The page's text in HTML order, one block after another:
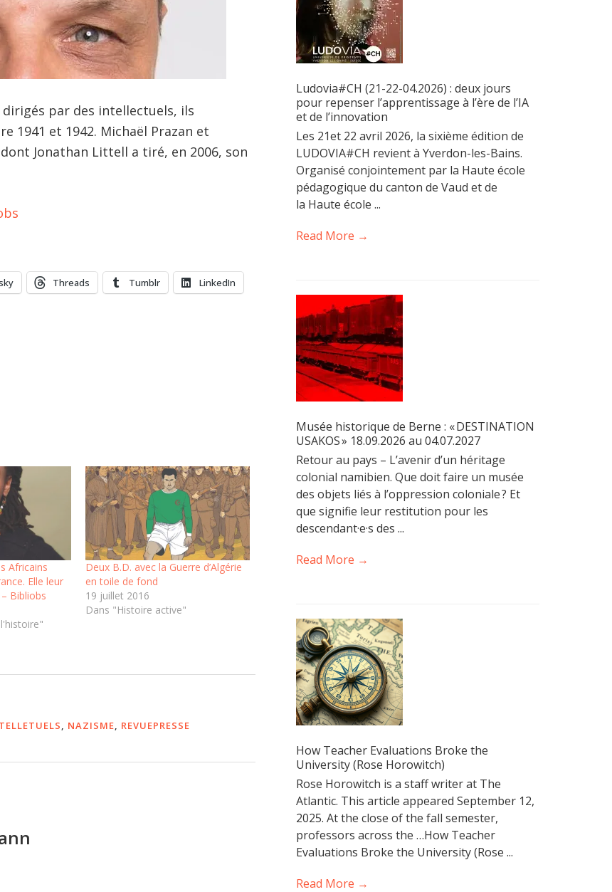
par des intellectuels, ils
1941 et 1942. Michaël Prazan et
Jonathan Littell a tiré, en 2006, son
Threads Tumblr LinkedIn
Africains
Elle leur
Bibliobs
Deux B.D. avec la Guerre d’Algérie
en toile de fond
19 juillet 2016
Dans "Histoire active"
, NAZISME, REVUEPRESSE
Ludovia#CH (21-22-04.2026) : deux jours
pour repenser l’apprentissage à l’ère de l’IA
et de l’innovation
Les 21et 22 avril 2026, la sixième édition de
LUDOVIA#CH revient à Yverdon-les-Bains.
Organisé conjointement par la Haute école
pédagogique du canton de Vaud et de
la Haute école ...
Read More →
Musée historique de Berne : « DESTINATION
USAKOS » 18.09.2026 au 04.07.2027
Retour au pays – L’avenir d’un héritage
colonial namibien. Que doit faire un musée
des objets liés à l’oppression coloniale ? Et
que signifie leur restitution pour les
descendant·e·s des ...
Read More →
How Teacher Evaluations Broke the
University (Rose Horowitch)
Rose Horowitch is a staff writer at The
Atlantic. This article appeared September 12,
2025. At the close of the fall semester,
professors across the …How Teacher
Evaluations Broke the University (Rose ...
Read More →